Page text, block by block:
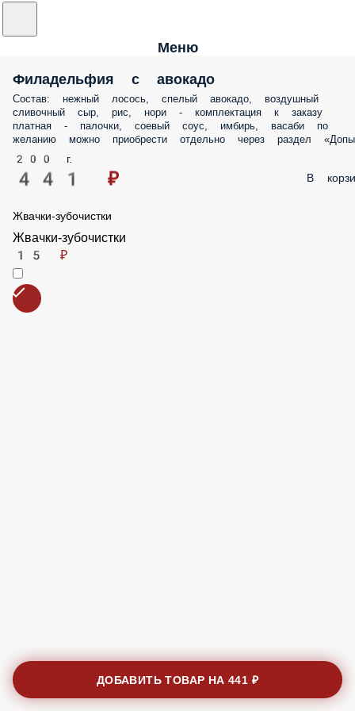
Меню
Филадельфия с авокадо
Состав: нежный лосось, спелый авокадо, воздушный
сливочный сыр, рис, нори - комплектация к заказу
платная - палочки, соевый соус, имбирь, васаби по
желанию можно приобрести отдельно через раздел
«Допы»
200 г.
441 ₽
Жвачки-зубочистки
Жвачки-зубочистки
15 ₽
ДОБАВИТЬ ТОВАР НА441 ₽